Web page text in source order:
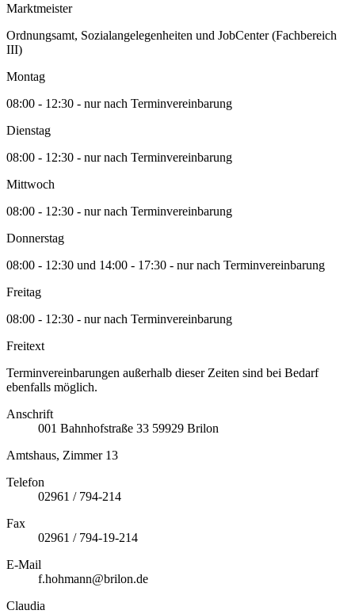
Marktmeister
Ordnungsamt, Sozialangelegenheiten und JobCenter (Fachbereich
III)
Montag
08:00 - 12:30 - nur nach Terminvereinbarung
Dienstag
08:00 - 12:30 - nur nach Terminvereinbarung
Mittwoch
08:00 - 12:30 - nur nach Terminvereinbarung
Donnerstag
08:00 - 12:30 und 14:00 - 17:30 - nur nach Terminvereinbarung
Freitag
08:00 - 12:30 - nur nach Terminvereinbarung
Freitext
Terminvereinbarungen außerhalb dieser Zeiten sind bei Bedarf
ebenfalls möglich.
Anschrift
001 Bahnhofstraße 33 59929 Brilon
Amtshaus, Zimmer 13
Telefon
02961 / 794-214
Fax
02961 / 794-19-214
E-Mail
f.hohmann@brilon.de
Claudia